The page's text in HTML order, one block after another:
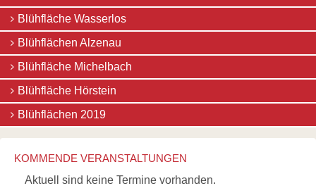
Presse
Pressematerial
Downloads
Links
Wildbienen
Wildbienenarten
Bestäubungsfunktion
Gefährdung
Schutz
und
Hilfe
Literatur
Links
Bienenfreundlich
Gärtnern
Allgemein
Blühfläche Wasserlos
Blühflächen Alzenau
Blühfläche Michelbach
Blühfläche Hörstein
Blühflächen 2019
KOMMENDE VERANSTALTUNGEN
Aktuell sind keine Termine vorhanden.